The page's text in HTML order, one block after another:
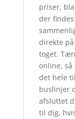
priser,
der
direkte
toget.
online,
det hele
buslinjer
afsluttet
til dig,